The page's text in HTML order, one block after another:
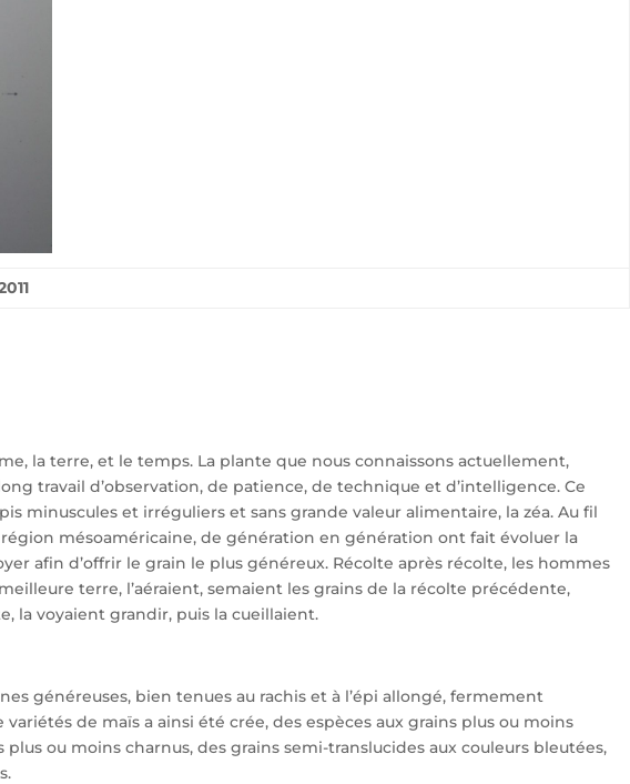
la terre, et le temps. La plante que nous connaissons actuellement,
travail d’observation, de patience, de technique et d’intelligence. Ce
minuscules et irréguliers et sans grande valeur alimentaire, la zéa. Au fil
mésoaméricaine, de génération en génération ont fait évoluer la
afin d’offrir le grain le plus généreux. Récolte après récolte, les hommes
terre, l’aéraient, semaient les grains de la récolte précédente,
la voyaient grandir, puis la cueillaient.
généreuses, bien tenues au rachis et à l’épi allongé, fermement
de maïs a ainsi été crée, des espèces aux grains plus ou moins
ou moins charnus, des grains semi-translucides aux couleurs bleutées,